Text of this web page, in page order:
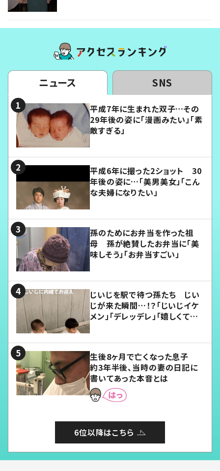
ニュース SNS
平成7年に生まれた双子…その
29年後の姿に「漫画みたい」「素
敵すぎる」
平成6年に撮った2ショット 30
年後の姿に…「美男美女」「こん
な夫婦になりたい」
孫のためにお弁当を作った祖
母 孫が絶賛したお弁当に「美
味しそう」「お弁当すごい」
じいじを駅で待つ孫たち じい
じが来た瞬間…！？「じいじイケ
メン」「デレッデレ」「嬉しくて可
生後8ヶ月で亡くなった息子
約3年半後、当時の妻の日記に
書いてあった本音とは
6位以降はこちら